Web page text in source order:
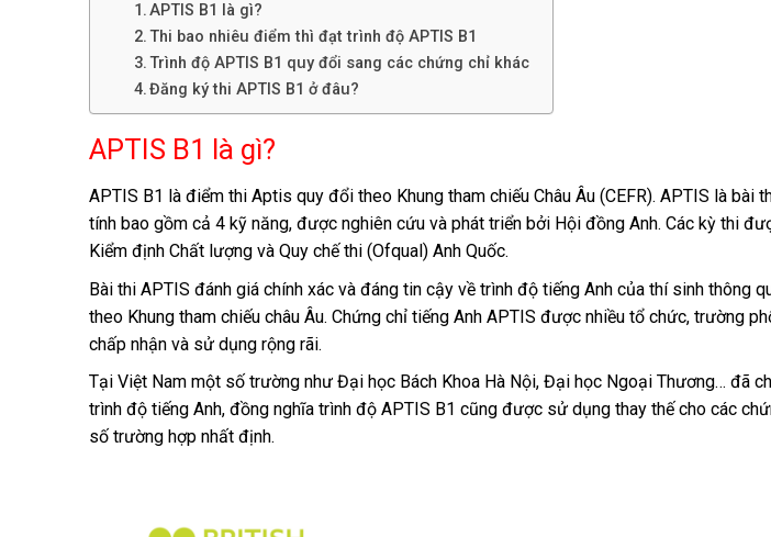
APTIS B1 là gì?
Thi bao nhiêu điểm thì đạt trình độ APTIS B1
Trình độ APTIS B1 quy đổi sang các chứng chỉ khác
Đăng ký thi APTIS B1 ở đâu?
APTIS B1 là gì?
APTIS B1 là điểm thi Aptis quy đổi theo Khung tham chiếu Châu Âu (CEFR). APTIS là bài
tính bao gồm cả 4 kỹ năng, được nghiên cứu và phát triển bởi Hội đồng Anh. Các kỳ thi
Kiểm định Chất lượng và Quy chế thi (Ofqual) Anh Quốc.
Bài thi APTIS đánh giá chính xác và đáng tin cậy về trình độ tiếng Anh của thí sinh thông
theo Khung tham chiếu châu Âu. Chứng chỉ tiếng Anh APTIS được nhiều tổ chức, trường
chấp nhận và sử dụng rộng rãi.
Tại Việt Nam một số trường như Đại học Bách Khoa Hà Nội, Đại học Ngoại Thương… đã
trình độ tiếng Anh, đồng nghĩa trình độ APTIS B1 cũng được sử dụng thay thế cho các
số trường hợp nhất định.